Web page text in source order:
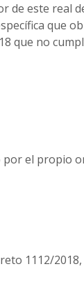
de este real
que
que no
el propio
1112/